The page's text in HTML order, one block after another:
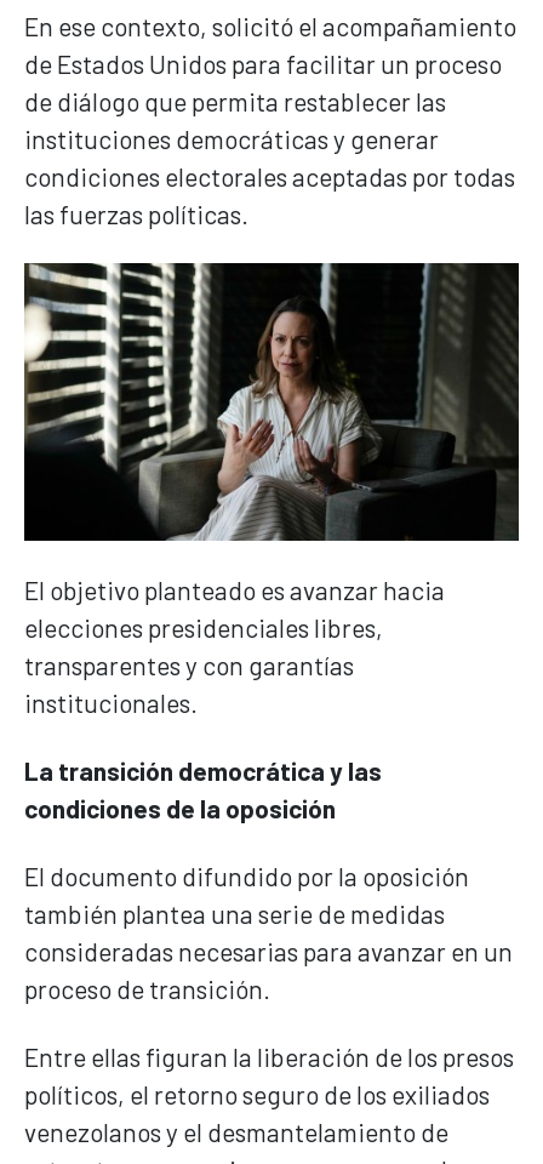
En ese contexto, solicitó el acompañamiento
de Estados Unidos para facilitar un proceso
de diálogo que permita restablecer las
instituciones democráticas y generar
condiciones electorales aceptadas por todas
las fuerzas políticas.
El objetivo planteado es avanzar hacia
elecciones presidenciales libres,
transparentes y con garantías
institucionales.
La transición democrática y las
condiciones de la oposición
El documento difundido por la oposición
también plantea una serie de medidas
consideradas necesarias para avanzar en un
proceso de transición.
Entre ellas figuran la liberación de los presos
políticos, el retorno seguro de los exiliados
venezolanos y el desmantelamiento de